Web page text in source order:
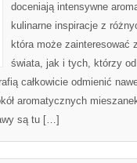
doceniają intensywne
kulinarne inspiracje z
która może zainteresować
świata, jak i tych, którzy
całkowicie odmienić
aromatycznych
są tu […]